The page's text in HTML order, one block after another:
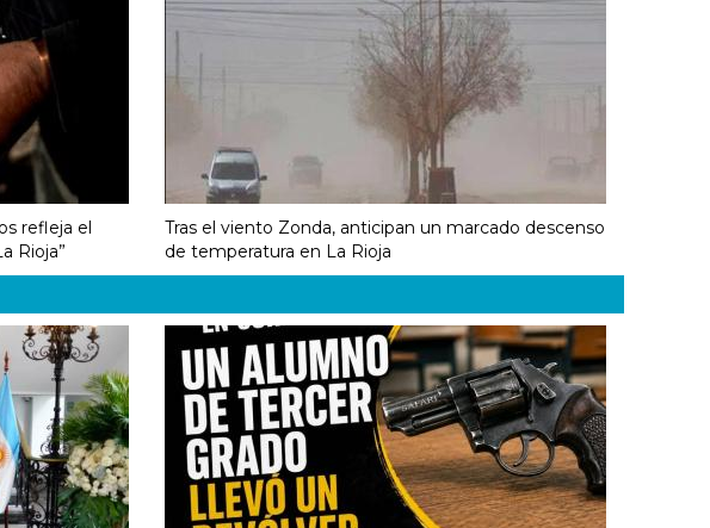
refleja el
Rioja”
Tras el viento Zonda, anticipan un marcado descenso
de temperatura en La Rioja